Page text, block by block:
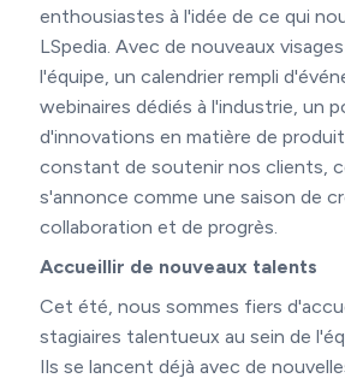
enthousiastes à l'idée de ce qui
LSpedia. Avec de nouveaux
l'équipe, un calendrier rempli
webinaires dédiés à l'industrie, un
d'innovations en matière de
constant de soutenir nos clients,
s'annonce comme une saison de
collaboration et de progrès.
Accueillir de nouveaux talents
Cet été, nous sommes fiers
stagiaires talentueux au sein de
Ils se lancent déjà avec de